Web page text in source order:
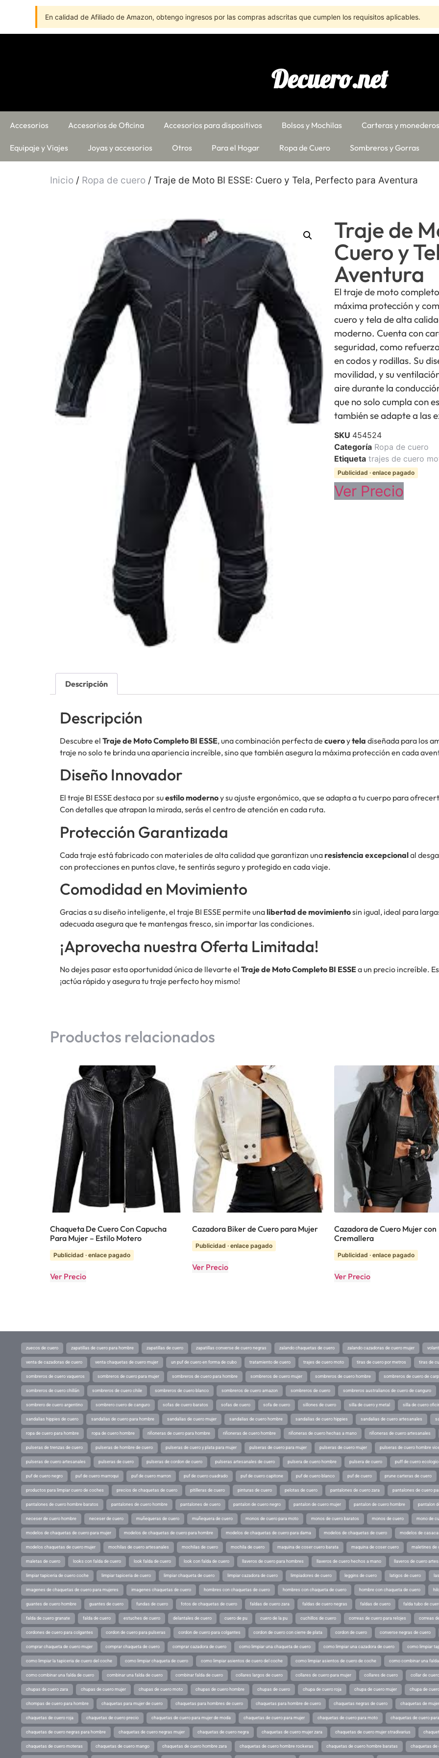
En calidad de Afiliado de Amazon, obtengo ingresos por las compras adscritas que cumplen los requisitos aplicables.
Decuero.net
Accesorios Accesorios de Oficina Accesorios para dispositivos Bolsos y Mochilas Carteras y monederos
Equipaje y Viajes Joyas y accesorios Otros Para el Hogar Ropa de Cuero Sombreros y Gorras
Inicio / Ropa de cuero / Traje de Moto BI ESSE: Cuero y Tela, Perfecto para Aventura
Traje de
Cuero y
Aventura
El traje de moto
máxima protección y
cuero y tela de alta
moderno. Cuenta con
seguridad, como
en codos y rodillas. Su
movilidad, y su
aire durante la
que no solo cumpla con
también se adapte a las
SKU 454524
Categoría Ropa de cuero
Etiqueta trajes de cuero
Publicidad · enlace pagado
Ver Precio
Descripción
Descripción
Descubre el Traje de Moto Completo BI ESSE, una combinación perfecta de cueroytela diseñada para los
traje no solo te brinda una apariencia increíble, sino que también asegura la máxima protección en cada
Diseño Innovador
El traje BI ESSE destaca por suestilo modernoy su ajuste ergonómico, que se adapta a tu cuerpo para
Con detalles que atrapan la mirada, serás el centro de atención en cada ruta.
Protección Garantizada
Cada traje está fabricado con materiales de alta calidad que garantizan unaresistencia excepcionalal
con protecciones en puntos clave, te sentirás seguro y protegido en cada viaje.
Comodidad en Movimiento
Gracias a su diseño inteligente, el traje BI ESSE permite unalibertad de movimientosin igual, ideal para
adecuada asegura que te mantengas fresco, sin importar las condiciones.
¡Aprovecha nuestra Oferta Limitada!
No dejes pasar esta oportunidad única de llevarte el Traje de Moto Completo BI ESSEa un precio increíble.
¡actúa rápido y asegura tu traje perfecto hoy mismo!
Productos relacionados
Chaqueta De Cuero Con Capucha
Para Mujer – Estilo Motero
Publicidad · enlace pagado
Ver Precio
Cazadora Biker de Cuero para Mujer
Publicidad · enlace pagado
Ver Precio
Cazadora de Cuero Mujer con
Cremallera
Publicidad · enlace pagado
Ver Precio
zuecos de cuero zapatillas de cuero para hombre zapatillas de cuero zapatillas converse de cuero negras zalando chaquetas de cuero zalando cazadoras de cuero mujer
venta de cazadoras de cuero venta chaquetas de cuero mujer un puf de cuero en forma de cubo tratamiento de cuero trajes de cuero moto tiras de cuero por metros tiras de
sombreros de cuero vaqueros sombreros de cuero para mujer sombreros de cuero para hombre sombreros de cuero mujer sombreros de cuero hombre sombreros de cuero de
sombreros de cuero chillán sombreros de cuero chile sombreros de cuero blanco sombreros de cuero amazon sombreros de cuero sombreros australianos de cuero de canguro
sombrero de cuero argentino sombrero cuero de canguro sofas de cuero baratos sofas de cuero sofa de cuero sillones de cuero silla de cuero y metal silla de cuero
sandalias hippies de cuero sandalias de cuero para hombre sandalias de cuero mujer sandalias de cuero hombre sandalias de cuero hippies sandalias de cuero artesanales
ropa de cuero para hombre ropa de cuero hombre riñoneras de cuero para hombre riñoneras de cuero hombre riñoneras de cuero hechas a mano riñoneras de cuero artesanales
pulseras de trenzas de cuero pulseras de hombre de cuero pulseras de cuero y plata para mujer pulseras de cuero para mujer pulseras de cuero mujer pulseras de cuero hombre
pulseras de cuero artesanales pulseras de cuero pulseras de cordon de cuero pulseras artesanales de cuero pulsera de cuero hombre pulsera de cuero puff de cuero
puf de cuero negro puf de cuero marroqui puf de cuero marron puf de cuero cuadrado puf de cuero capitone puf de cuero blanco puf de cuero prune carteras de cuero
productos para limpiar cuero de coches precios de chaquetas de cuero pitilleras de cuero pinturas de cuero pelotas de cuero pantalones de cuero zara pantalones de cuero
pantalones de cuero hombre baratos pantalones de cuero hombre pantalones de cuero pantalon de cuero negro pantalon de cuero mujer pantalon de cuero hombre pantalon
neceser de cuero hombre neceser de cuero muñequeras de cuero muñequera de cuero monos de cuero para moto monos de cuero baratos monos de cuero mono de
modelos de chaquetas de cuero para mujer modelos de chaquetas de cuero para hombre modelos de chaquetas de cuero para dama modelos de chaquetas de cuero modelos de
modelos chaquetas de cuero mujer mochilas de cuero artesanales mochilas de cuero mochila de cuero maquina de coser cuero barata maquina de coser cuero maletines de
maletas de cuero looks con falda de cuero look falda de cuero look con falda de cuero llaveros de cuero para hombres llaveros de cuero hechos a mano llaveros de cuero
limpiar tapiceria de cuero coche limpiar tapiceria de cuero limpiar chaqueta de cuero limpiar cazadora de cuero limpiadores de cuero leggins de cuero latigos de cuero
imagenes de chaquetas de cuero para mujeres imagenes chaquetas de cuero hombres con chaquetas de cuero hombres con chaqueta de cuero hombre con chaqueta de cuero
guantes de cuero hombre guantes de cuero fundas de cuero fotos de chaquetas de cuero faldas de cuero zara faldas de cuero negras faldas de cuero falda tubo de
falda de cuero granate falda de cuero estuches de cuero delantales de cuero cuero de pu cuero de la pu cuchillos de cuero correas de cuero para relojes correas
cordones de cuero para colgantes cordon de cuero para pulseras cordon de cuero para colgantes cordon de cuero con cierre de plata cordon de cuero converse negras de cuero
comprar chaqueta de cuero mujer comprar chaqueta de cuero comprar cazadora de cuero como limpiar una chaqueta de cuero como limpiar una cazadora de cuero como limpiar
como limpiar la tapiceria de cuero del coche como limpiar chaqueta de cuero como limpiar asientos de cuero del coche como limpiar asientos de cuero de coche como combinar una
como combinar una falda de cuero combinar una falda de cuero combinar falda de cuero collares largos de cuero collares de cuero para mujer collares de cuero collar de cuero
chupas de cuero zara chupas de cuero mujer chupas de cuero moto chupas de cuero hombre chupas de cuero chupa de cuero roja chupa de cuero mujer chupa de
chompas de cuero para hombre chaquetas para mujer de cuero chaquetas para hombres de cuero chaquetas para hombre de cuero chaquetas negras de cuero chaquetas de
chaquetas de cuero roja chaquetas de cuero precio chaquetas de cuero para mujer de moda chaquetas de cuero para mujer chaquetas de cuero para moto chaquetas de cuero
chaquetas de cuero negras para hombre chaquetas de cuero negras mujer chaquetas de cuero negra chaquetas de cuero mujer zara chaquetas de cuero mujer stradivarius
chaquetas de cuero moteras chaquetas de cuero mango chaquetas de cuero hombre zara chaquetas de cuero hombre rockeras chaquetas de cuero hombre baratas chaquetas de